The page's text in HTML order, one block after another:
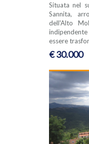
Situata nel
Sannita,
dell'Alto
essere
€ 30.000